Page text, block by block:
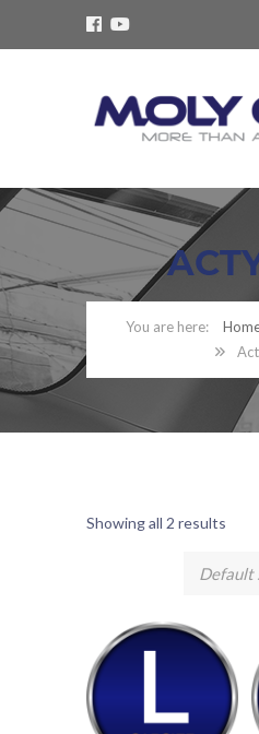
Showing all 2 results